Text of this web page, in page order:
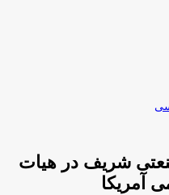
شریف در هیات
آمریکا